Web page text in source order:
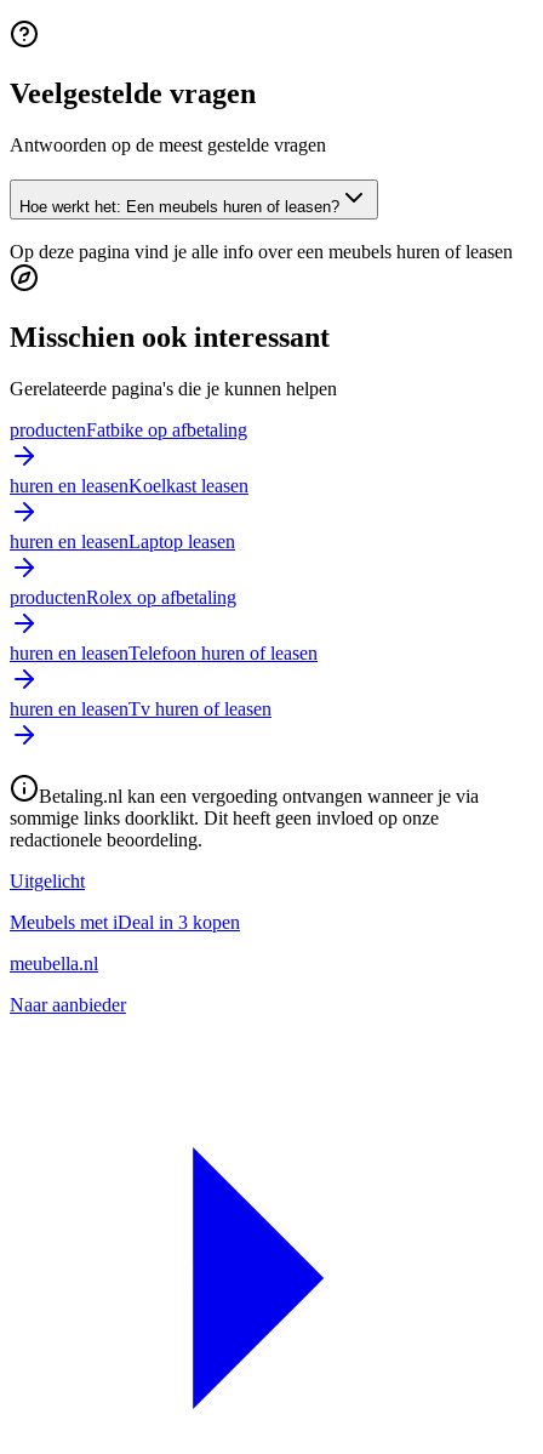
Veelgestelde vragen
Antwoorden op de meest gestelde vragen
Hoe werkt het: Een meubels huren of leasen?
Op deze pagina vind je alle info over een meubels huren of leasen
Misschien ook interessant
Gerelateerde pagina's die je kunnen helpen
productenFatbike op afbetaling
huren en leasenKoelkast leasen
huren en leasenLaptop leasen
productenRolex op afbetaling
huren en leasenTelefoon huren of leasen
huren en leasenTv huren of leasen
Betaling.nl kan een vergoeding ontvangen wanneer je via
sommige links doorklikt. Dit heeft geen invloed op onze
redactionele beoordeling.
Uitgelicht
Meubels met iDeal in 3 kopen
meubella.nl
Naar aanbieder